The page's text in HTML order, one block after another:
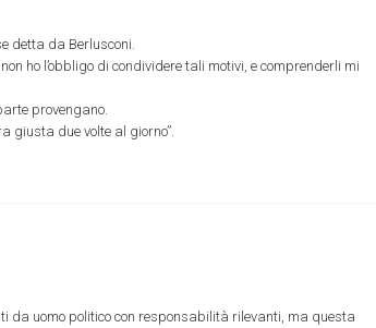
detta da Berlusconi.
ho l’obbligo di condividere tali motivi, e comprenderli mi
provengano.
giusta due volte al giorno”.
da uomo politico con responsabilità rilevanti, ma questa